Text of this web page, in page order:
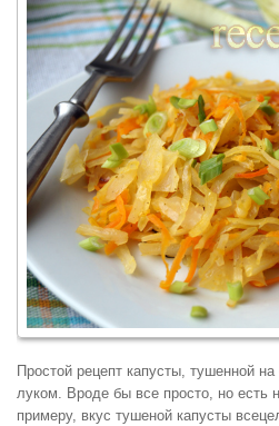
Простой рецепт капусты, тушенной
луком. Вроде бы все просто, но есть
примеру, вкус тушеной капусты